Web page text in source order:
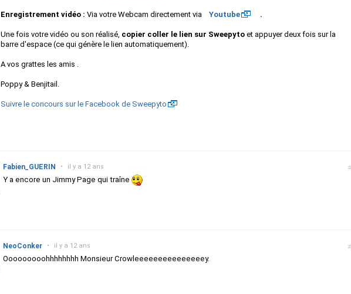
Enregistrement vidéo : Via votre Webcam directement via Youtube .
Une fois votre vidéo ou son réalisé, copier coller le lien sur Sweepyto et appuyer deux fois sur la
barre d'espace (ce qui génère le lien automatiquement).
A vos grattes les amis .
Poppy & Benjitail.
Suivre le concours sur le Facebook de Sweepyto
Fabien_GUERIN • il y a 12 ans
Y a encore un Jimmy Page qui traîne
NeoConker • il y a 12 ans
Ooooooooohhhhhhhh Monsieur Crowleeeeeeeeeeeeeeey.